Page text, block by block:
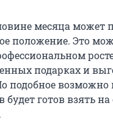
месяца может
положение. Это
подарках и
подобное
будет готов взять на